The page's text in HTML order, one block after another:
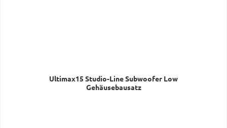
Ultimax15 Studio-Line Subwoofer Low
Gehäusebausatz